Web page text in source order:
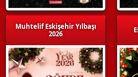
Muhtelif Eskişehir Yılbaşı
2026